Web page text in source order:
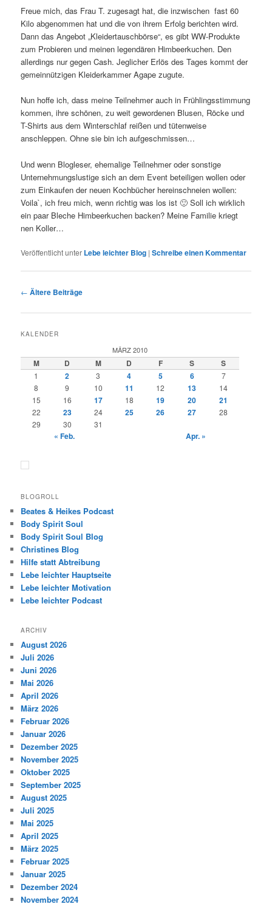
Freue mich, das Frau T. zugesagt hat, die inzwischen fast 60
Kilo abgenommen hat und die von ihrem Erfolg berichten wird.
Dann das Angebot „Kleidertauschbörse“, es gibt WW-Produkte
zum Probieren und meinen legendären Himbeerkuchen. Den
allerdings nur gegen Cash. Jeglicher Erlös des Tages kommt der
gemeinnützigen Kleiderkammer Agape zugute.
Nun hoffe ich, dass meine Teilnehmer auch in Frühlingsstimmung
kommen, ihre schönen, zu weit gewordenen Blusen, Röcke und
T-Shirts aus dem Winterschlaf reißen und tütenweise
anschleppen. Ohne sie bin ich aufgeschmissen…
Und wenn Blogleser, ehemalige Teilnehmer oder sonstige
Unternehmungslustige sich an dem Event beteiligen wollen oder
zum Einkaufen der neuen Kochbücher hereinschneien wollen:
Voila`, ich freu mich, wenn richtig was los ist 🙂 Soll ich wirklich
ein paar Bleche Himbeerkuchen backen? Meine Familie kriegt
nen Koller…
Veröffentlicht unter Lebe leichter Blog |Schreibe einen Kommentar
Beitragsnavigation
← Ältere Beiträge
KALENDER
MÄRZ 2010
M D M D F S S
1 2 3 4 5 6
7
8
9 10 11 12 13
14
15
16 17 18 19 20 21
22 23 24 25 26 27
28
29
30 31
« Feb. Apr. »
BLOGROLL
Beates & Heikes Podcast
Body Spirit Soul
Body Spirit Soul Blog
Christines Blog
Hilfe statt Abtreibung
Lebe leichter Hauptseite
Lebe leichter Motivation
Lebe leichter Podcast
ARCHIV
August 2026
Juli 2026
Juni 2026
Mai 2026
April 2026
März 2026
Februar 2026
Januar 2026
Dezember 2025
November 2025
Oktober 2025
September 2025
August 2025
Juli 2025
Mai 2025
April 2025
März 2025
Februar 2025
Januar 2025
Dezember 2024
November 2024